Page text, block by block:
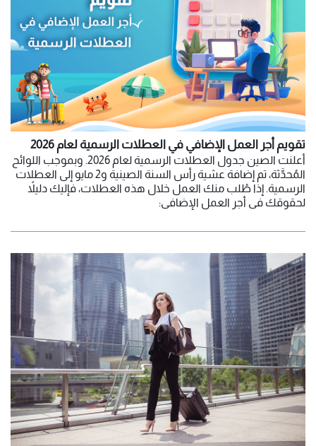
تقويم أجر العمل الإضافي في العطلات الرسمية لعام 2026
أعلنت الصين جدول العطلات الرسمية لعام 2026. وبموجب اللوائح
المُحدَّثة، تم إضافة عشية رأس السنة الصينية و2 مايو إلى العطلات
الرسمية. إذا طُلب منك العمل خلال هذه العطلات، فإليك دليلاً
لحقوقك في أجر العمل الإضافي: